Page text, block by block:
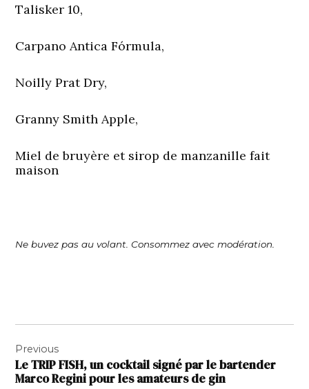
Talisker 10,
Carpano Antica Fórmula,
Noilly Prat Dry,
Granny Smith Apple,
Miel de bruyère et sirop de manzanille fait
maison
Ne buvez pas au volant. Consommez avec modération.
de
l’article
Previous
Le TRIP FISH, un cocktail signé par le bartender
Marco Regini pour les amateurs de gin